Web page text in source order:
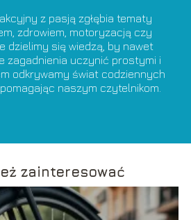
z pasją zgłębia tematy
zdrowiem, motoryzacją czy
dzielimy się wiedzą, by nawet
zagadnienia uczynić prostymi i
odkrywamy świat codziennych
naszym czytelnikom.
zainteresować